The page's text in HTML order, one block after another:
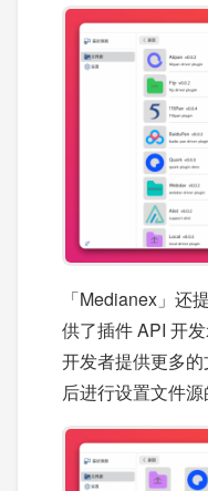
「Medianex」还
供了插件 API 开
开发者提供更多
后进行设置文件源